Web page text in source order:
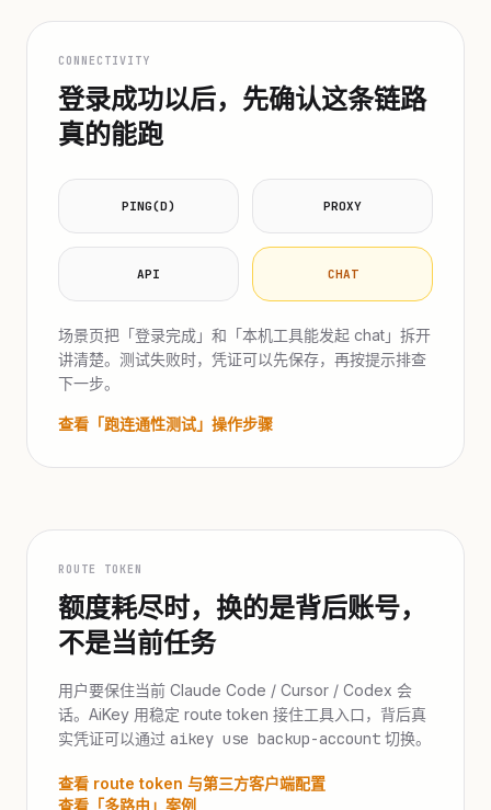
CONNECTIVITY
登录成功以后，先确认这条链路
真的能跑
PING(D) PROXY
API CHAT
场景页把「登录完成」和「本机工具能发起 chat」拆开
讲清楚。测试失败时，凭证可以先保存，再按提示排查
下一步。
查看「跑连通性测试」操作步骤
ROUTE TOKEN
额度耗尽时，换的是背后账号，
不是当前任务
用户要保住当前 Claude Code / Cursor / Codex 会
话。AiKey 用稳定 route token 接住工具入口，背后真
实凭证可以通过 aikey use backup-account 切换。
查看 route token 与第三方客户端配置
查看「多路由」案例